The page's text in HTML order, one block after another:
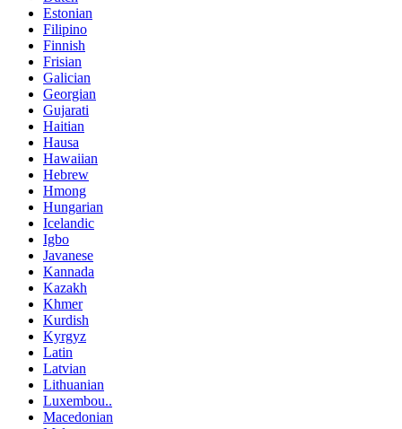
Estonian
Filipino
Finnish
Frisian
Galician
Georgian
Gujarati
Haitian
Hausa
Hawaiian
Hebrew
Hmong
Hungarian
Icelandic
Igbo
Javanese
Kannada
Kazakh
Khmer
Kurdish
Kyrgyz
Latin
Latvian
Lithuanian
Luxembou..
Macedonian